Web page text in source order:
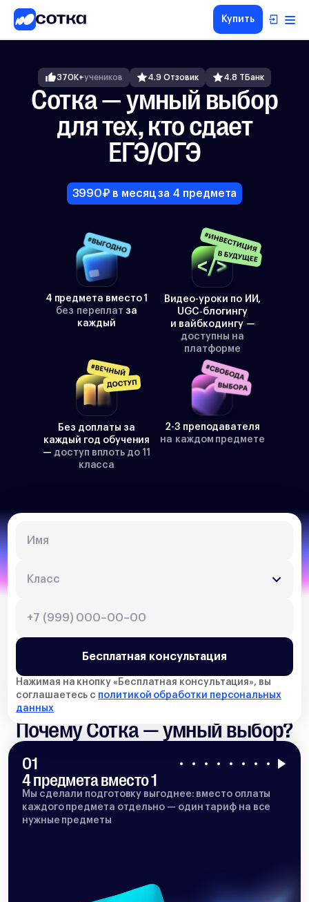
ЕГЭ
классы
Купить
370K+учеников 4.9 Отзовик 4.8 ТБанк
Сотка — умный выбор
для тех, кто сдает
ЕГЭ/ОГЭ
3990₽ в месяц за 4 предмета
4 предмета вместо 1
без переплат за
каждый
Видео-уроки по ИИ,
UGC‑блогингу
и вайбкодингу —
доступны на
платформе
Без доплаты за
каждый год обучения
— доступ вплоть до 11
класса
2-3 преподавателя
на каждом предмете
Бесплатная консультация
Нажимая на кнопку « Бесплатная консультация», вы
соглашаетесь с политикой обработки персональных
данных
Почему Сотка — умный выбор?
01
4 предмета вместо 1
Мы сделали подготовку выгоднее: вместо оплаты
каждого предмета отдельно — один тариф на все
нужные предметы